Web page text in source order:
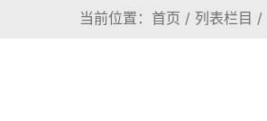
当前位置： 首页 / 列表栏目 /